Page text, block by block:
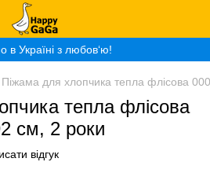
в Україні з любов‘ю!
Піжама для хлопчика тепла флісова
тепла флісова
см, 2 роки
відгук